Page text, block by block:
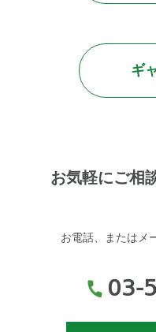
ギ
お気軽にご相
お電話、またはメ
03-